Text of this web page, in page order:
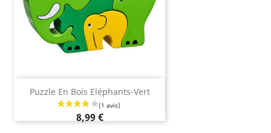
Puzzle En Bois Eléphants-Vert
8,99 €